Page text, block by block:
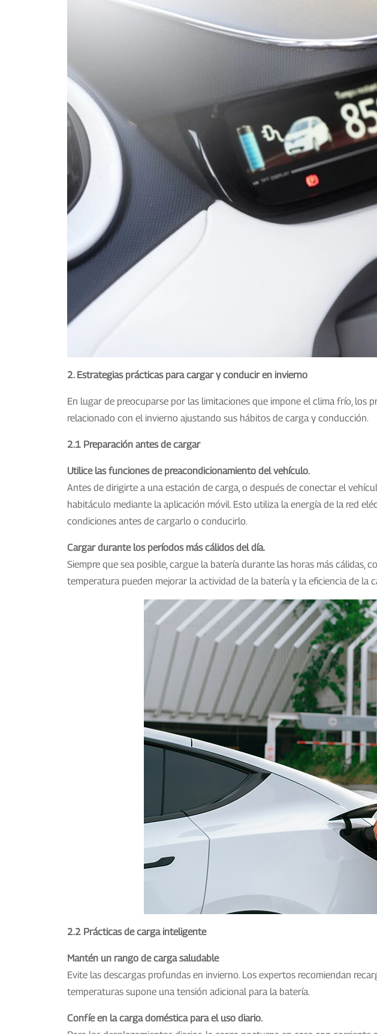
2. Estrategias prácticas para cargar y conducir en invierno
En lugar de preocuparse por las limitaciones que impone el clima frío,
relacionado con el invierno ajustando sus hábitos de carga y conducción.
2.1 Preparación antes de cargar
Utilice las funciones de preacondicionamiento del vehículo.
Antes de dirigirte a una estación de carga, o después de conectar el
habitáculo mediante la aplicación móvil. Esto utiliza la energía de la red
condiciones antes de cargarlo o conducirlo.
Cargar durante los períodos más cálidos del día.
Siempre que sea posible, cargue la batería durante las horas más
temperatura pueden mejorar la actividad de la batería y la eficiencia de la
2.2 Prácticas de carga inteligente
Mantén un rango de carga saludable
Evite las descargas profundas en invierno. Los expertos recomiendan
temperaturas supone una tensión adicional para la batería.
Confíe en la carga doméstica para el uso diario.